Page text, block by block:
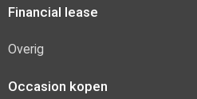
Financial lease
Overig
Occasion kopen